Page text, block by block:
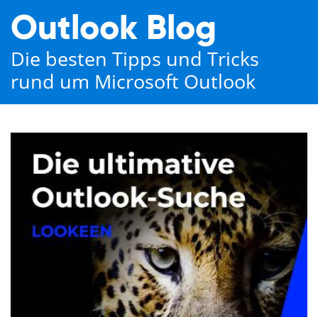
Outlook Blog
Die besten Tipps und Tricks
rund um Microsoft Outlook